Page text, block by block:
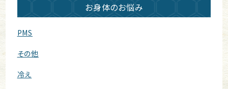
お身体のお悩み
PMS
その他
冷え